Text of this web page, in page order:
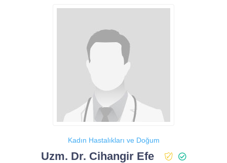
Kadın Hastalıkları ve Doğum
Uzm. Dr. Cihangir Efe